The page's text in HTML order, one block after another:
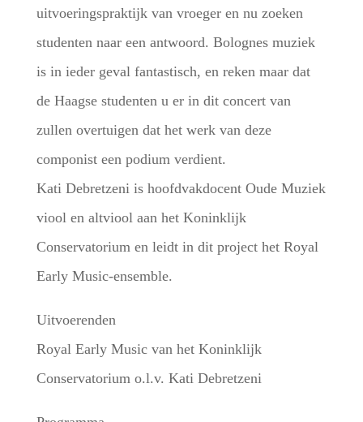
uitvoeringspraktijk van vroeger en nu zoeken
studenten naar een antwoord. Bolognes muziek
is in ieder geval fantastisch, en reken maar dat
de Haagse studenten u er in dit concert van
zullen overtuigen dat het werk van deze
componist een podium verdient.
Kati Debretzeni is hoofdvakdocent Oude Muziek
viool en altviool aan het Koninklijk
Conservatorium en leidt in dit project het Royal
Early Music-ensemble.
Uitvoerenden
Royal Early Music van het Koninklijk
Conservatorium o.l.v. Kati Debretzeni